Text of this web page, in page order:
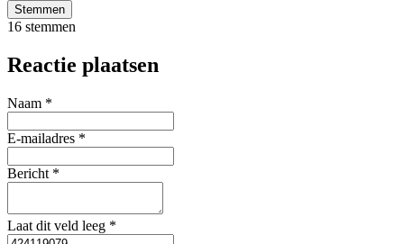
Stemmen
16 stemmen
Reactie plaatsen
Naam *
E-mailadres *
Bericht *
Laat dit veld leeg *